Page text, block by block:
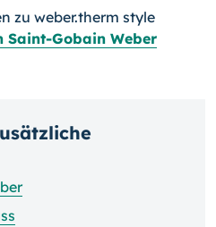
zu weber.therm style
Saint-Gobain Weber